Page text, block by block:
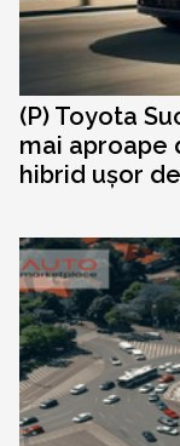
(P) Toyota
mai aproape
hibrid ușor